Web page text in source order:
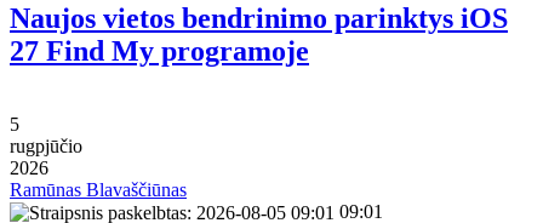
Naujos vietos bendrinimo parinktys iOS
27 Find My programoje
5
rugpjūčio
2026
Ramūnas Blavaščiūnas
09:01